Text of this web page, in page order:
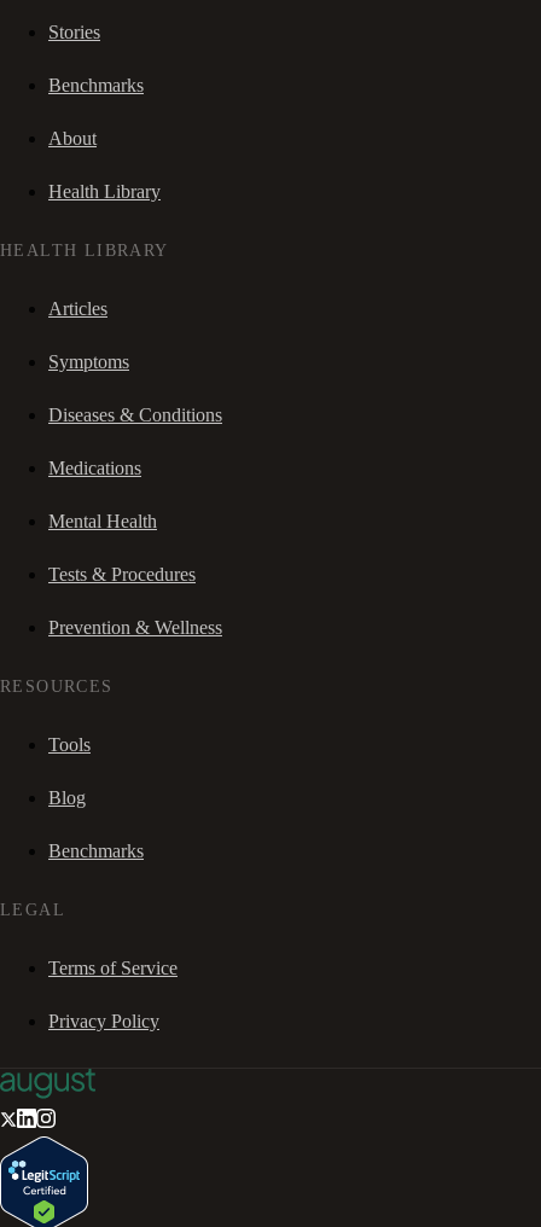
Stories
Benchmarks
About
Health Library
HEALTH LIBRARY
Articles
Symptoms
Diseases & Conditions
Medications
Mental Health
Tests & Procedures
Prevention & Wellness
RESOURCES
Tools
Blog
Benchmarks
LEGAL
Terms of Service
Privacy Policy